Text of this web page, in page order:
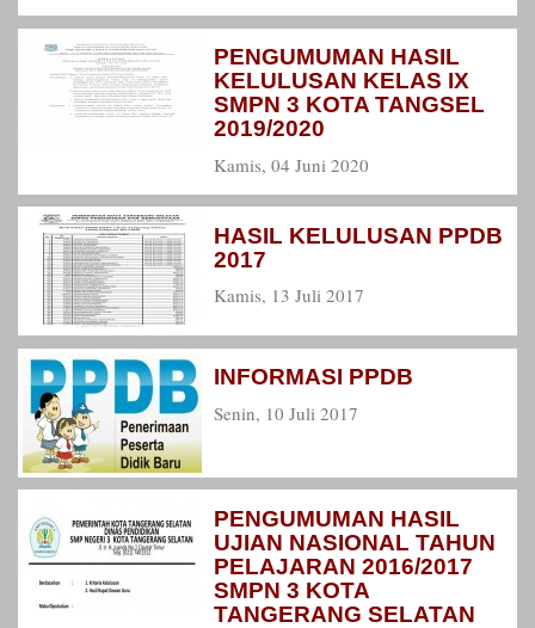
PENGUMUMAN HASIL
KELULUSAN KELAS IX
SMPN 3 KOTA TANGSEL
2019/2020
Kamis, 04 Juni 2020
HASIL KELULUSAN PPDB
2017
Kamis, 13 Juli 2017
INFORMASI PPDB
Senin, 10 Juli 2017
PENGUMUMAN HASIL
UJIAN NASIONAL TAHUN
PELAJARAN 2016/2017
SMPN 3 KOTA
TANGERANG SELATAN